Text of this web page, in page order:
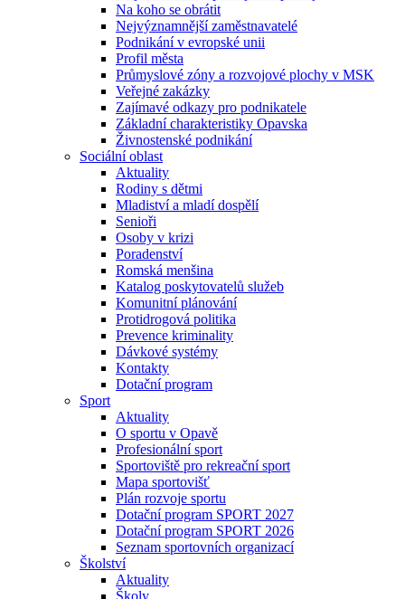
Na koho se obrátit
Nejvýznamnější zaměstnavatelé
Podnikání v evropské unii
Profil města
Průmyslové zóny a rozvojové plochy v MSK
Veřejné zakázky
Zajímavé odkazy pro podnikatele
Základní charakteristiky Opavska
Živnostenské podnikání
Sociální oblast
Aktuality
Rodiny s dětmi
Mladiství a mladí dospělí
Senioři
Osoby v krizi
Poradenství
Romská menšina
Katalog poskytovatelů služeb
Komunitní plánování
Protidrogová politika
Prevence kriminality
Dávkové systémy
Kontakty
Dotační program
Sport
Aktuality
O sportu v Opavě
Profesionální sport
Sportoviště pro rekreační sport
Mapa sportovišť
Plán rozvoje sportu
Dotační program SPORT 2027
Dotační program SPORT 2026
Seznam sportovních organizací
Školství
Aktuality